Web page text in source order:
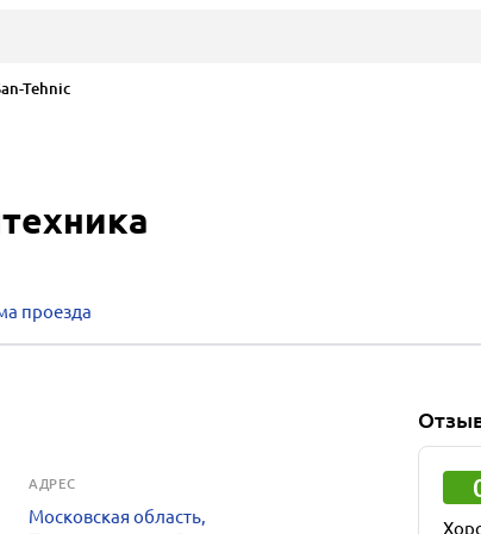
Tehnic
проезда
АДРЕС
Московская область,